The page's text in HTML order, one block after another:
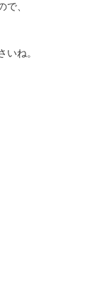
、
ね。